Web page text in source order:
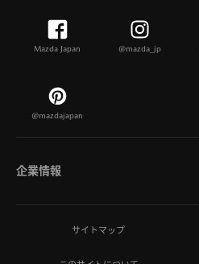
Mazda Japan @mazda_jp
@mazdajapan
企業情報
マツダについてサイトマップ